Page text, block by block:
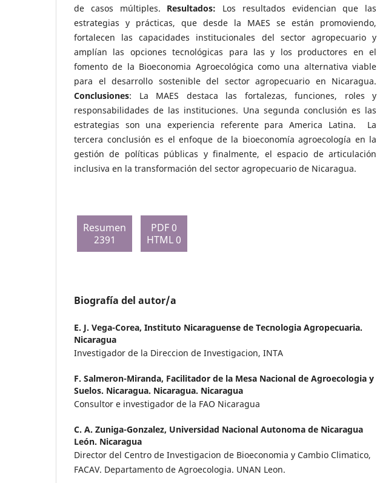
de casos múltiples. Resultados: Los resultados evidencian que las
estrategias y prácticas, que desde la MAES se están promoviendo,
fortalecen las capacidades institucionales del sector agropecuario y
amplían las opciones tecnológicas para las y los productores en el
fomento de la Bioeconomia Agroecológica como una alternativa viable
para el desarrollo sostenible del sector agropecuario en Nicaragua.
Conclusiones: La MAES destaca las fortalezas, funciones, roles y
responsabilidades de las instituciones. Una segunda conclusión es las
estrategias son una experiencia referente para America Latina. La
tercera conclusión es el enfoque de la bioeconomía agroecología en la
gestión de políticas públicas y finalmente, el espacio de articulación
inclusiva en la transformación del sector agropecuario de Nicaragua.
Resumen
2391
PDF 0
HTML 0
Biografía del autor/a
E. J. Vega-Corea, Instituto Nicaraguense de Tecnologia Agropecuaria.
Nicaragua
Investigador de la Direccion de Investigacion, INTA
F. Salmeron-Miranda, Facilitador de la Mesa Nacional de Agroecologia y
Suelos. Nicaragua. Nicaragua. Nicaragua
Consultor e investigador de la FAO Nicaragua
C. A. Zuniga-Gonzalez, Universidad Nacional Autonoma de Nicaragua
León. Nicaragua
Director del Centro de Investigacion de Bioeconomia y Cambio Climatico,
FACAV. Departamento de Agroecologia. UNAN Leon.